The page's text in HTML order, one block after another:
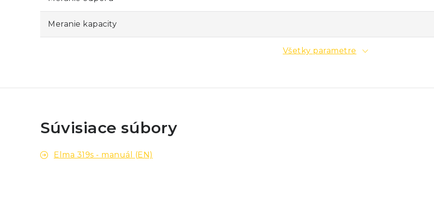
Meranie kapacity
Všetky parametre
Súvisiace súbory
Elma 319s - manuál (EN)